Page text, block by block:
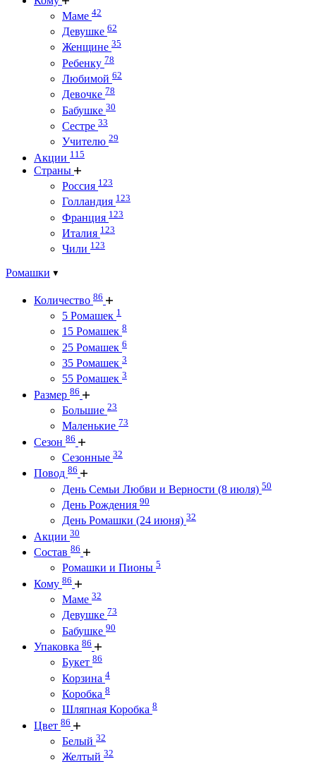
Маме 42
Девушке 62
Женщине 35
Ребенку 78
Любимой 62
Девочке 78
Бабушке 30
Сестре 33
Учителю 29
Акции 115
Страны
Россия 123
Голландия 123
Франция 123
Италия 123
Чили 123
Ромашки
Количество 86
5 Ромашек 1
15 Ромашек 8
25 Ромашек 6
35 Ромашек 3
55 Ромашек 3
Размер 86
Большие 23
Маленькие 73
Сезон 86
Сезонные 32
Повод 86
День Семьи Любви и Верности (8 июля) 50
День Рождения 90
День Ромашки (24 июня) 32
Акции 30
Состав 86
Ромашки и Пионы 5
Кому 86
Маме 32
Девушке 73
Бабушке 90
Упаковка 86
Букет 86
Корзина 4
Коробка 8
Шляпная Коробка 8
Цвет 86
Белый 32
Желтый 32